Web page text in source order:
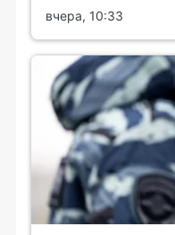
вчера, 10:33